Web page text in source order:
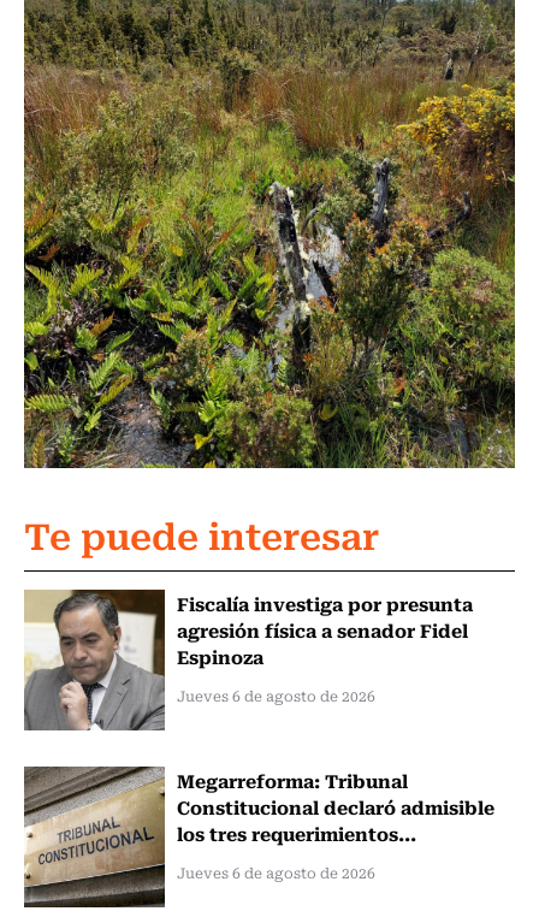
Te puede interesar
Fiscalía investiga por presunta
agresión física a senador Fidel
Espinoza
Jueves 6 de agosto de 2026
Megarreforma: Tribunal
Constitucional declaró admisible
los tres requerimientos...
Jueves 6 de agosto de 2026